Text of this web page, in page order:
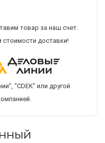
товар за наш счет.
стоимости доставки!
"CDEK" или другой